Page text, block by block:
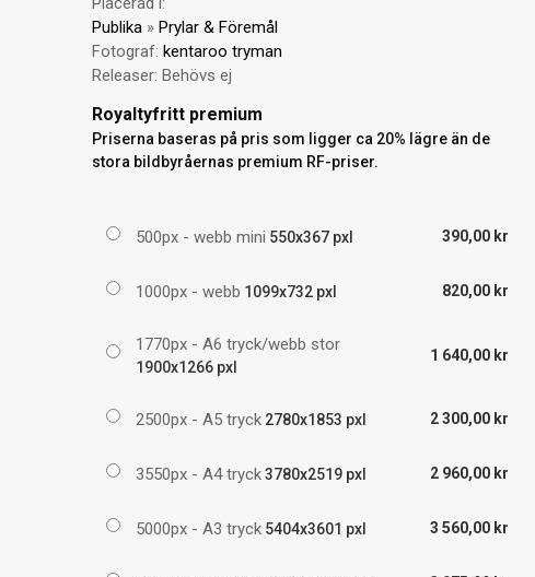
Publika »Prylar & Föremål
Fotograf:kentaroo tryman
Releaser:Behövs ej
Royaltyfritt premium
Priserna baseras på pris som ligger ca 20% lägre än de
stora bildbyråernas premium RF-priser.
500px - webb mini 550x367 pxl 390,00 kr
1000px - webb 1099x732 pxl 820,00 kr
1770px - A6 tryck/webb stor
1900x1266 pxl
1 640,00 kr
2500px - A5 tryck 2780x1853 pxl 2 300,00 kr
3550px - A4 tryck3780x2519 pxl 2 960,00 kr
5000px - A3 tryck 5404x3601 pxl 3 560,00 kr